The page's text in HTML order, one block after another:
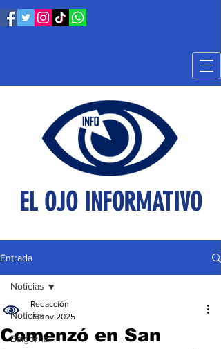
EL OJO INFORMATIVO
Entrada
Noticias
Baigorria
Noticias
Comenzó en San
Redacción
19 nov 2025